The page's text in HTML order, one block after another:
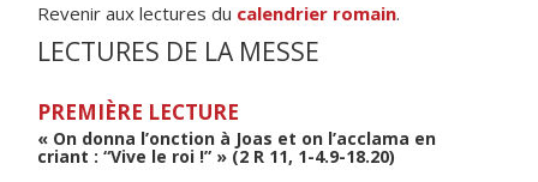
Revenir aux lectures du calendrier romain.
LECTURES DE LA MESSE
PREMIÈRE LECTURE
« On donna l’onction à Joas et on l’acclama en
criant : “Vive le roi !” » (2 R 11, 1-4.9-18.20)